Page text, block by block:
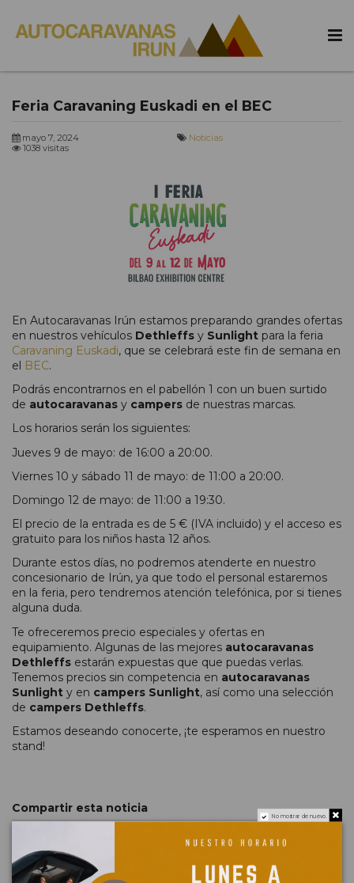
Feria Caravaning Euskadi en el BEC
mayo 7, 2024
Noticias
1038 visitas
En Autocaravanas Irún estamos preparando grandes ofertas
en nuestros vehículos Dethleffs y Sunlight para la feria
Caravaning Euskadi, que se celebrará este fin de semana en
el BEC.
Podrás encontrarnos en el pabellón 1 con un buen surtido
de autocaravanas y campers de nuestras marcas.
Los horarios serán los siguientes:
Jueves 9 de mayo: de 16:00 a 20:00.
Viernes 10 y sábado 11 de mayo: de 11:00 a 20:00.
Domingo 12 de mayo: de 11:00 a 19:30.
El precio de la entrada es de 5 € (IVA incluido) y el acceso es
gratuito para los niños hasta 12 años.
Durante estos días, no podremos atenderte en nuestro
concesionario de Irún, ya que todo el personal estaremos
en la feria, pero tendremos atención telefónica, por si tienes
alguna duda.
Te ofreceremos precio especiales y ofertas en
equipamiento. Algunas de las mejores autocaravanas
Dethleffs estarán expuestas que que puedas verlas.
Tenemos precios sin competencia en autocaravanas
Sunlight y en campers Sunlight, así como una selección
de campers Dethleffs.
Estamos deseando conocerte, ¡te esperamos en nuestro
stand!
Compartir esta noticia
No mostrar de nuevo.